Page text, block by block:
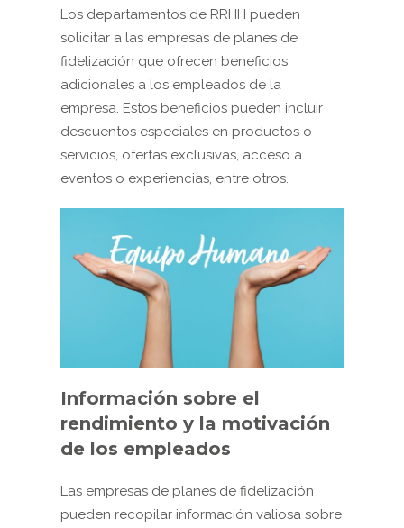
Los departamentos de RRHH pueden
solicitar a las empresas de planes de
fidelización que ofrecen beneficios
adicionales a los empleados de la
empresa. Estos beneficios pueden incluir
descuentos especiales en productos o
servicios, ofertas exclusivas, acceso a
eventos o experiencias, entre otros.
Información sobre el
rendimiento y la motivación
de los empleados
Las empresas de planes de fidelización
pueden recopilar información valiosa sobre